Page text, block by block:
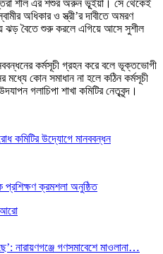
শীল এর শশুর অরুন ভূূইয়াঁ। সে থেকেই
অধিকার ও স্ত্রী’র দাবীতে অমরণ
ঝড় বৈতে শুরু করলে এগিয়ে আসে সুশীল
কর্মসূচী গ্রহন করে বলে ভূক্তভোগী
মধ্যে কোন সমাধান না হলে কঠিন কর্মসূচী
গলাচিপা শাখা কমিটির নেতৃবৃন্দ।
কমিটির উদ্যোগে মানববন্ধন
প্রশিক্ষণ ক্রমশলা অনুষ্ঠিত
নারায়ণগঞ্জে গণসমাবেশে মাওলানা…